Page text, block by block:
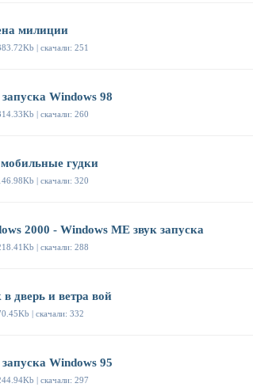
милиции
| скачали: 251
Windows 98
| скачали: 260
гудки
| скачали: 320
2000 - Windows ME звук запуска
| скачали: 288
в дверь и ветра вой
| скачали: 332
Windows 95
| скачали: 297